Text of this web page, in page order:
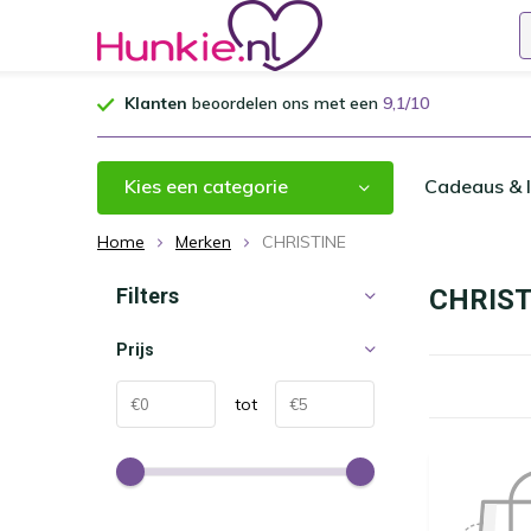
Klanten beoordelen ons met een 9,1/10
Kies een categorie Cadeaus &
Home Merken CHRISTINE
Filters
Prijs
tot